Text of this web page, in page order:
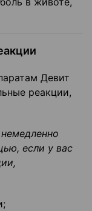
Девит
реакции,
если у вас